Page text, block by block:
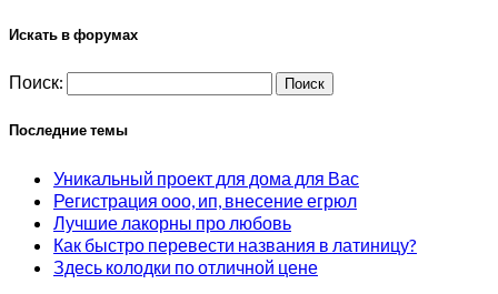
Искать в форумах
Поиск:
Последние темы
Уникальный проект для дома для Вас
Регистрация ооо, ип, внесение егрюл
Лучшие лакорны про любовь
Как быстро перевести названия в латиницу?
Здесь колодки по отличной цене